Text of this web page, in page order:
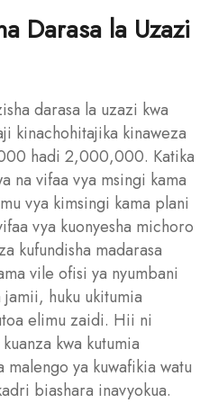
Darasa la Uzazi
darasa la uzazi kwa
kinachohitajika kinaweza
hadi 2,000,000. Katika
na vifaa vya msingi kama
vya kimsingi kama plani
vya kuonyesha michoro
kufundisha madarasa
vile ofisi ya nyumbani
huku ukitumia
elimu zaidi. Hii ni
kwa kutumia
ya kuwafikia watu
biashara inavyokua.